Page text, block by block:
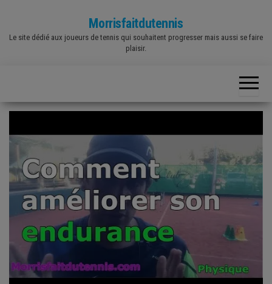
the
Morrisfaitdutennis
Le site dédié aux joueurs de tennis qui souhaitent progresser mais aussi se faire
plaisir.